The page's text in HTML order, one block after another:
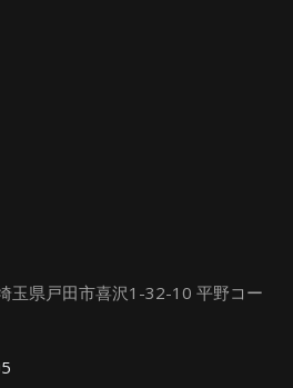
玉県戸田市喜沢1-32-10 平野コー